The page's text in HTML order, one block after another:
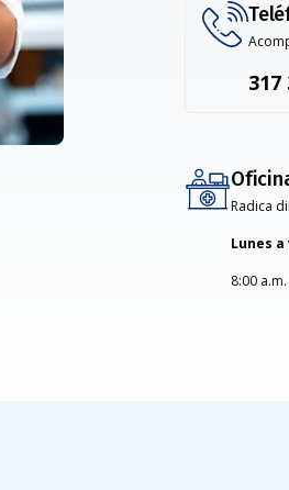
317
Radica
Lunes
8:00